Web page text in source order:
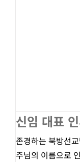
신임 대표
존경하는 북방선
주님의 이름으로